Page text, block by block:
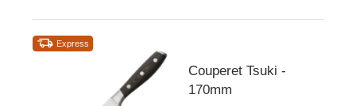
Express
Couperet Tsuki -
170mm